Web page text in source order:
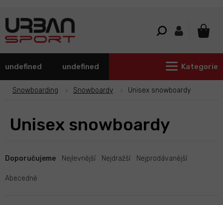
undefined undefined Kategorie
Snowboarding Snowboardy Unisex snowboardy
Unisex snowboardy
a
e
Doporučujeme Nejlevnější Nejdražší Nejprodávanější
Abecedně